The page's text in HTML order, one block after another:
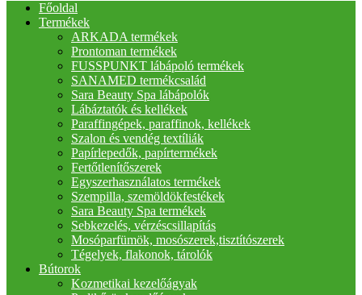
Főoldal
Termékek
ARKADA termékek
Prontoman termékek
FUSSPUNKT lábápoló termékek
SANAMED termékcsalád
Sara Beauty Spa lábápolók
Lábáztatók és kellékek
Paraffingépek, paraffinok, kellékek
Szalon és vendég textíliák
Papírlepedők, papírtermékek
Fertőtlenítőszerek
Egyszerhasználatos termékek
Szempilla, szemöldökfestékek
Sara Beauty Spa termékek
Sebkezelés, vérzéscsillapítás
Mosóparfümök, mosószerek,tisztítószerek
Tégelyek, flakonok, tárolók
Bútorok
Kozmetikai kezelőágyak